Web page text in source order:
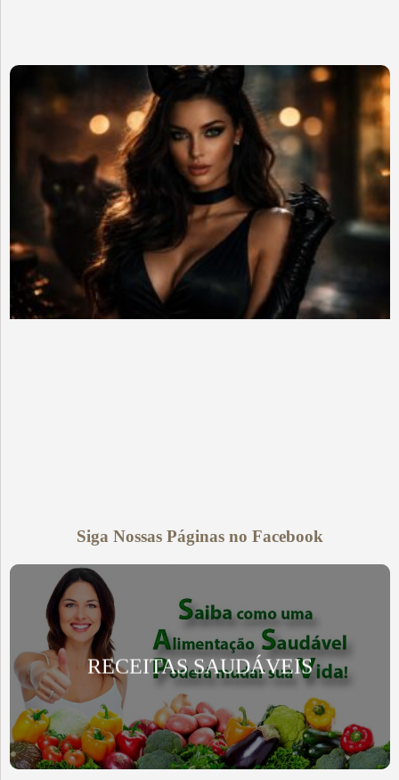
Siga Nossas Páginas no Facebook
RECEITAS SAUDÁVEIS